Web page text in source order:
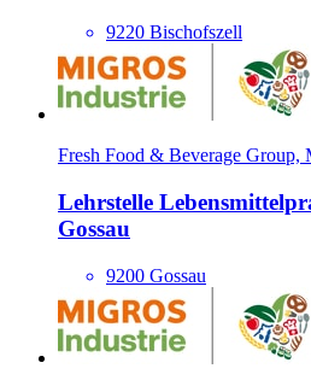
9220 Bischofszell
Fresh Food & Beverage Group,
Lehrstelle
Gossau
9200 Gossau